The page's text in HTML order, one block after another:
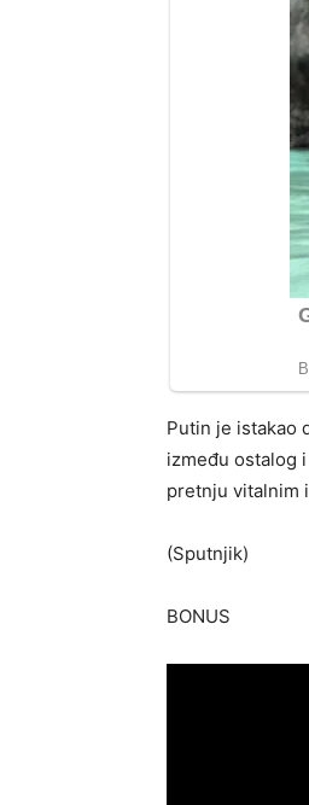
Putin je istakao
između ostalog
pretnju vitalnim
(Sputnjik)
BONUS